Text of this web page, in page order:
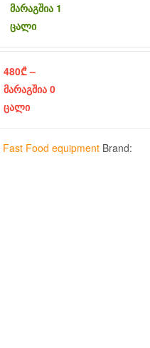
მარაგშია 1
ცალი
480₾–
მარაგშია 0
ცალი
Fast Food equipment Brand: